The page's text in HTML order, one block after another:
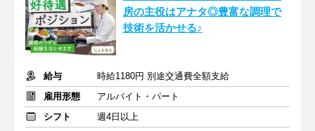
房の主役はアナタ◎豊富な調理で
技術を活かせる♪
給与
時給1180円 別途交通費全額支給
雇用形態
アルバイト・パート
シフト
週4日以上